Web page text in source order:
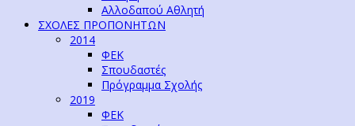
Αλλοδαπού Αθλητή
ΣΧΟΛΕΣ ΠΡΟΠΟΝΗΤΩΝ
2014
ΦΕΚ
Σπουδαστές
Πρόγραμμα Σχολής
2019
ΦΕΚ